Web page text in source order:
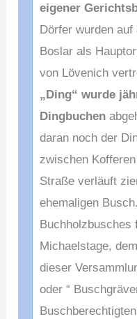
eigener
Dörfer wurden
Boslar als
von Lövenich
„Ding“ wurde
Dingbuchen
daran noch der
zwischen
Straße verläuft
ehemaligen
Buchholzbusches
Michaelstage,
dieser
oder “